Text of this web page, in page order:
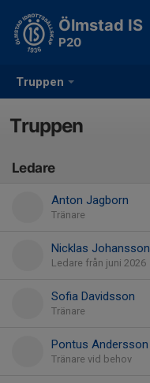
Truppen
Ölmstad IS
P20
Truppen
Ledare
Anton Jagborn
Tränare
Nicklas Johansson
Ledare från juni 2026
Sofia Davidsson
Tränare
Pontus Andersson
Tränare vid behov